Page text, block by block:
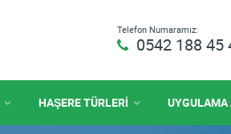
Telefon Numaramız:
0542 188 45
HAŞERE TÜRLERİ